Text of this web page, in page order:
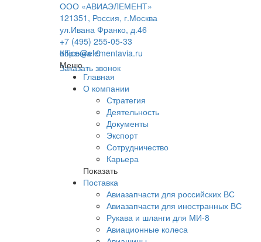
ООО «АВИАЭЛЕМЕНТ»
121351, Россия, г.Москва
ул.Ивана Франко, д.46
+7 (495) 255-05-33
office@elementavia.ru
Заказать звонок
Корзина0
Меню
Главная
О компании
Стратегия
Деятельность
Документы
Экспорт
Сотрудничество
Карьера
Показать
Поставка
Авиазапчасти для российских ВС
Авиазапчасти для иностранных ВС
Рукава и шланги для МИ-8
Авиационные колеса